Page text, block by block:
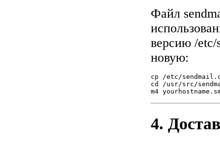
Файл
версию /etc/
новую:
cp /etc/
cd /usr/src/
m4
4.